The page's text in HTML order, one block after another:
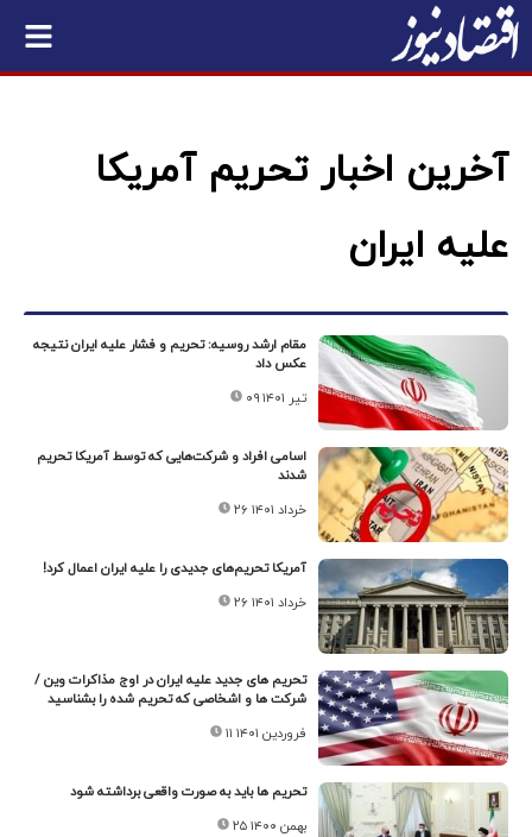
آخرین اخبار تحریم آمریکا
علیه ایران
مقام ارشد روسیه: تحریم و فشار علیه ایران نتیجه
عکس داد
۰۹ تیر ۱۴۰۱
اسامی افراد و شرکت‌هایی که توسط آمریکا تحریم
شدند
۲۶ خرداد ۱۴۰۱
آمریکا تحریم‌های جدیدی را علیه ایران اعمال کرد!
۲۶ خرداد ۱۴۰۱
تحریم های جدید علیه ایران در اوج مذاکرات وین /
شرکت ها و اشخاصی که تحریم شده را بشناسید
۱۱ فروردین ۱۴۰۱
تحریم‌ ها باید به صورت واقعی برداشته شود
۲۵ بهمن ۱۴۰۰